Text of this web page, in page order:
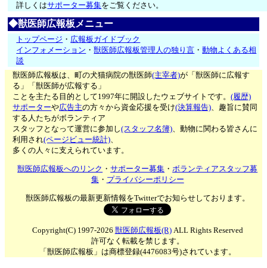
詳しくはサポーター募集をご覧ください。
◆獣医師広報板メニュー
トップページ ・ 広報板ガイドブック
インフォメーション ・獣医師広報板管理人の独り言 ・動物よくある相
談
獣医師広報板は、町の犬猫病院の獣医師(主宰者)が「獣医師に広報す
る」「獣医師が広報する」
ことを主たる目的として1997年に開設したウェブサイトです。(履歴)
サポーターや広告主の方々から資金応援を受け(決算報告)、趣旨に賛同
する人たちがボランティア
スタッフとなって運営に参加し(スタッフ名簿)、動物に関わる皆さんに
利用され(ページビュー統計)、
多くの人々に支えられています。
獣医師広報板へのリンク ・サポーター募集 ・ボランティアスタッフ募
集・ プライバシーポリシー
獣医師広報板の最新更新情報をTwitterでお知らせしております。
Copyright(C) 1997-2026 獣医師広報板(R)ALL Rights Reserved
許可なく転載を禁じます。
「獣医師広報板」は商標登録(4476083号)されています。